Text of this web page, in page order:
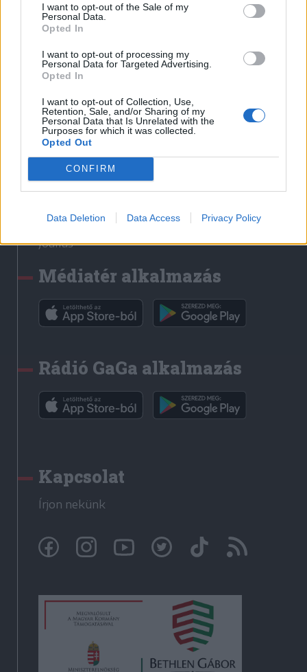
I want to opt-out of the Sale of my
Personal Data.
Opted In
I want to opt-out of processing my
Personal Data for Targeted Advertising.
Opted In
I want to opt-out of Collection, Use,
Retention, Sale, and/or Sharing of my
Personal Data that Is Unrelated with the
Purposes for which it was collected.
Opted Out
CONFIRM
Data Deletion Data Access Privacy Policy
Sütibeállítások
Médiatér
Liget
Krónika
Bihari Napló
Erdélyi Napló
Főtér
Rádió GaGa
Jóállás
Médiatér alkalmazás
Rádió GaGa alkalmazás
Kapcsolat
Írjon nekünk